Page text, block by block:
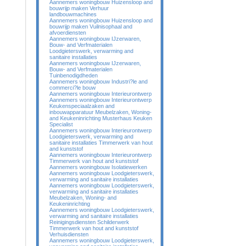
Aannemers woningbouw Huizensloop and
bouwrijp maken Verhuur
landbouwmachines
Aannemers woningbouw Huizensloop and
bouwrijp maken Vuilnisophaal and
afvoerdiensten
Aannemers woningbouw IJzerwaren,
Bouw- and Verfmaterialen
Loodgieterswerk, verwarming and
sanitaire installaties
Aannemers woningbouw IJzerwaren,
Bouw- and Verfmaterialen
Tuinbenodigdheden
Aannemers woningbouw Industri?le and
commerci?le bouw
Aannemers woningbouw Interieurontwerp
Aannemers woningbouw Interieurontwerp
Keukenspeciaalzaken and
inbouwapparatuur Meubelzaken, Woning-
and Keukeninrichting Musterhaus Keuken
Specialist
Aannemers woningbouw Interieurontwerp
Loodgieterswerk, verwarming and
sanitaire installaties Timmerwerk van hout
and kunststof
Aannemers woningbouw Interieurontwerp
Timmerwerk van hout and kunststof
Aannemers woningbouw Isolatiewerken
Aannemers woningbouw Loodgieterswerk,
verwarming and sanitaire installaties
Aannemers woningbouw Loodgieterswerk,
verwarming and sanitaire installaties
Meubelzaken, Woning- and
Keukeninrichting
Aannemers woningbouw Loodgieterswerk,
verwarming and sanitaire installaties
Reinigingsdiensten Schilderwerk
Timmerwerk van hout and kunststof
Verhuisdiensten
Aannemers woningbouw Loodgieterswerk,